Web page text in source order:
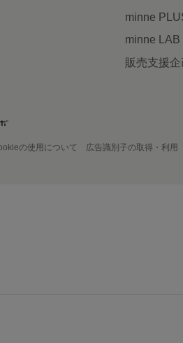
minne
minne LAB
販売支援
の使用について 広告識別子の取得・利用